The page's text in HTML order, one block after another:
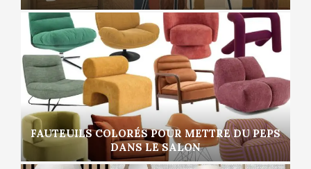
FAUTEUILS COLORÉS POUR METTRE DU PEPS
DANS LE SALON